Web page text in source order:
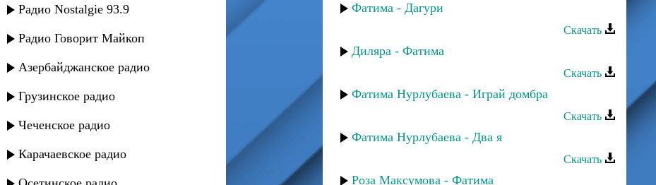
Радио Nostalgie 93.9
Радио Говорит Майкоп
Азербайджанское радио
Грузинское радио
Чеченское радио
Карачаевское радио
Фатима - Дагури
Скачать
Диляра - Фатима
Скачать
Фатима Нурлубаева - Играй домбра
Скачать
Фатима Нурлубаева - Два я
Скачать
Роза Максумова - Фатима